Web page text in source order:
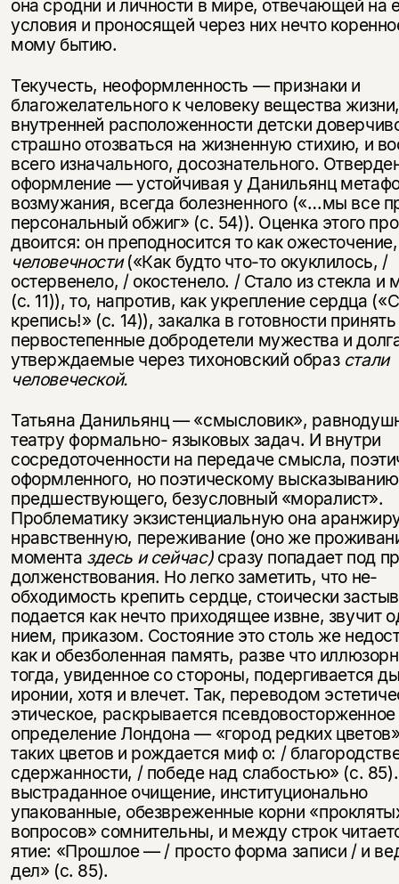
она сродни и личности в мире, отвечающей на
условия и пронося­щей через них нечто
мому бытию.
Текучесть, неоформленность — при­знаки и
благожелательного к человеку вещества
внутренней распо­ложенности детски
страшно отозваться на жизненную стихию, и
всего изначального, досознательного.
оформление — устойчивая у Данильянц
возмужания, всегда бо­лезненного («…мы все
пер­сональный обжиг» (с. 54)). Оценка этого
двоится: он преподно­сится то как
человечности(«Как будто что-то окукли­лось, /
остервенело, / окостенело. / Стало из стекла и
(с. 11)), то, напротив, как укрепление сердца
крепись!» (с. 14)), закалка в готовности принять
первостепенные добродетели мужества и
утверж­даемые через тихоновский образ стали
человеческой.
Татьяна Данильянц — «смысловик»,
театру формально- языковых задач. И внутри
сосредото­ченности на передаче смысла,
оформленного, но поэтическому высказыванию
предшествующего, без­условный «моралист».
Проблематику экзистенциальную она
нравственную, переживание (оно же
момента здесь и сейчас) сразу попадает под
должен­ствования. Но легко заметить, что не­
обходимость крепить сердце, стои­чески
подается как нечто приходящее извне, звучит
нием, приказом. Состояние это столь же
как и обезболенная память, разве что
тогда, увиденное со стороны, подергивается
иронии, хотя и влечет. Так, переводом
этическое, раскрывается псевдовосторженное
определение Лондона — «город редких
таких цветов и рождается миф о: /
сдержаннос­ти, / победе над слабостью» (с.
выстраданное очищение, институцио­нально
упакованные, обезвреженные корни
вопросов» сомни­тельны, и между строк
ятие: «Прошлое — / просто форма за­писи / и
дел» (с. 85).